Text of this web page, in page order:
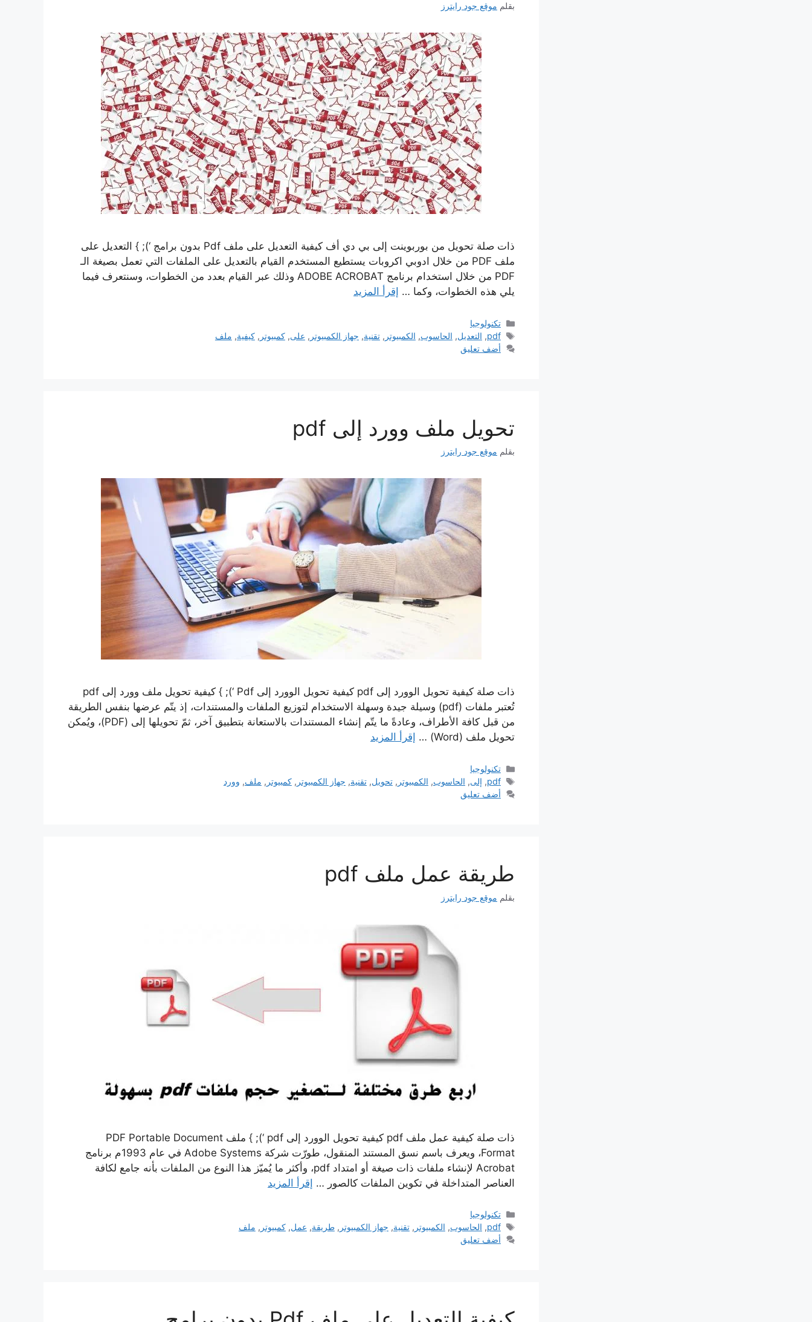
بقلم موقع جود رايترز
ذات صلة تحويل من بوربوينت إلى بي دي أف كيفية التعديل على ملف Pdf بدون برامج ‘); } التعديل على
ملف PDF من خلال ادوبي اكروبات يستطيع المستخدم القيام بالتعديل على الملفات التي تعمل بصيغة الـ
PDF من خلال استخدام برنامج ADOBE ACROBAT وذلك عبر القيام بعدد من الخطوات، وسنتعرف فيما
يلي هذه الخطوات، وكما … إقرأ المزيد
التصنيفات
تكنولوجيا
الوسوم
pdf
, التعديل, الحاسوب, الكمبيوتر ,تقنية, جهاز الكمبيوتر , على,كمبيوتر ,كيفية, ملف
أضف تعليق
تحويل ملف وورد إلى pdf
بقلم موقع جود رايترز
ذات صلة كيفية تحويل الوورد إلى pdf كيفية تحويل الوورد إلى Pdf ‘); } كيفية تحويل ملف وورد إلى pdf
تُعتبر ملفات (pdf) وسيلة جيدة وسهلة الاستخدام لتوزيع الملفات والمستندات، إذ يتّم عرضها بنفس الطريقة
من قبل كافة الأطراف، وعادةً ما يتّم إنشاء المستندات بالاستعانة بتطبيق آخر، ثمّ تحويلها إلى (PDF)، ويُمكن
تحويل ملف (Word) …
إقرأ المزيد
التصنيفات
تكنولوجيا
الوسوم
pdf
, إلى, الحاسوب, الكمبيوتر ,تحويل,تقنية, جهاز الكمبيوتر ,كمبيوتر , ملف, وورد
أضف تعليق
طريقة عمل ملف pdf
بقلم موقع جود رايترز
ذات صلة كيفية عمل ملف pdf كيفية تحويل الوورد إلى pdf ‘); } ملف PDF Portable Document
Format، ويعرف باسم نسق المستند المنقول، طورّت شركة Adobe Systems في عام 1993م برنامج
Acrobat لإنشاء ملفات ذات صيغة أو امتداد pdf، وأكثر ما يُميّز هذا النوع من الملفات بأنه جامع لكافة
العناصر المتداخلة في تكوين الملفات كالصور … إقرأ المزيد
التصنيفات
تكنولوجيا
الوسوم
pdf
, الحاسوب, الكمبيوتر ,تقنية, جهاز الكمبيوتر ,طريقة, عمل,كمبيوتر , ملف
أضف تعليق